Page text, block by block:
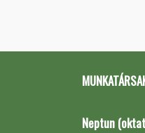
Neptun